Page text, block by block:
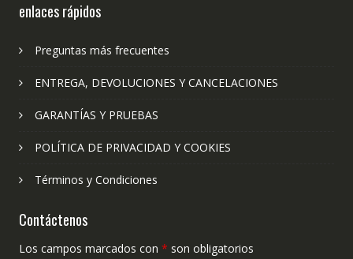
enlaces rápidos
Preguntas más frecuentes
ENTREGA, DEVOLUCIONES Y CANCELACIONES
GARANTÍAS Y PRUEBAS
POLÍTICA DE PRIVACIDAD Y COOKIES
Términos y Condiciones
Contáctenos
Los campos marcados con * son obligatorios